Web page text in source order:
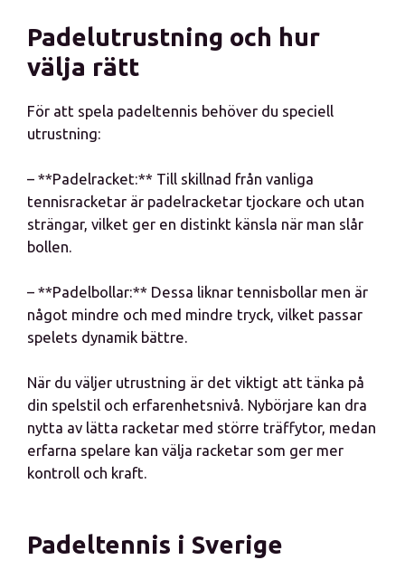
Padelutrustning och hur
välja rätt
För att spela padeltennis behöver du speciell
utrustning:
– **Padelracket:** Till skillnad från vanliga
tennisracketar är padelracketar tjockare och utan
strängar, vilket ger en distinkt känsla när man slår
bollen.
– **Padelbollar:** Dessa liknar tennisbollar men är
något mindre och med mindre tryck, vilket passar
spelets dynamik bättre.
När du väljer utrustning är det viktigt att tänka på
din spelstil och erfarenhetsnivå. Nybörjare kan dra
nytta av lätta racketar med större träffytor, medan
erfarna spelare kan välja racketar som ger mer
kontroll och kraft.
Padeltennis i Sverige